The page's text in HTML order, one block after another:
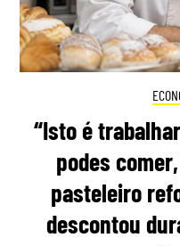
“Isto é
podes
pasteleiro
descontou